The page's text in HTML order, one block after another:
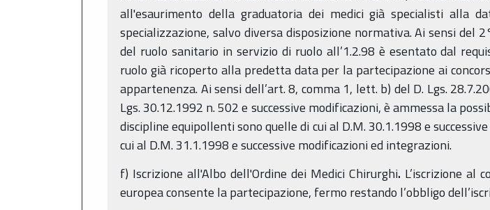
all'esaurimento della graduatoria dei medici già specialisti alla
specializzazione, salvo diversa disposizione normativa. Ai sensi del
del ruolo sanitario in servizio di ruolo all’1.2.98 è esentato dal
ruolo già ricoperto alla predetta data per la partecipazione ai
appartenenza. Ai sensi dell’art. 8, comma 1, lett. b) del D. Lgs.
Lgs. 30.12.1992 n. 502 e successive modificazioni, è ammessa la
discipline equipollenti sono quelle di cui al D.M. 30.1.1998 e
cui al D.M. 31.1.1998 e successive modificazioni ed integrazioni.
f) Iscrizione all'Albo dell'Ordine dei Medici Chirurghi. L’iscrizione al
europea consente la partecipazione, fermo restando l’obbligo